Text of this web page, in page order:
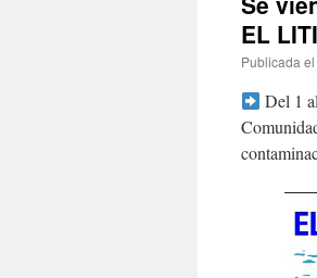
EL
Publicada el
Del 1